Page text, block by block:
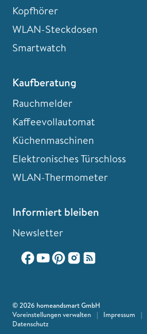
Kopfhörer
WLAN-Steckdosen
Smartwatch
Kaufberatung
Rauchmelder
Kaffeevollautomat
Küchenmaschinen
Elektronisches Türschloss
WLAN-Thermometer
Informiert bleiben
Newsletter
© 2026 homeandsmart GmbH
Voreinstellungen verwalten
| Impressum |
Datenschutz